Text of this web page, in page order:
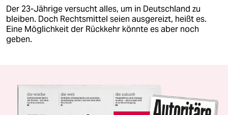
Der 23-Jährige versucht alles, um in Deutschland zu
bleiben. Doch Rechtsmittel seien ausgereizt, heißt es.
Eine Möglichkeit der Rückkehr könnte es aber noch
geben.